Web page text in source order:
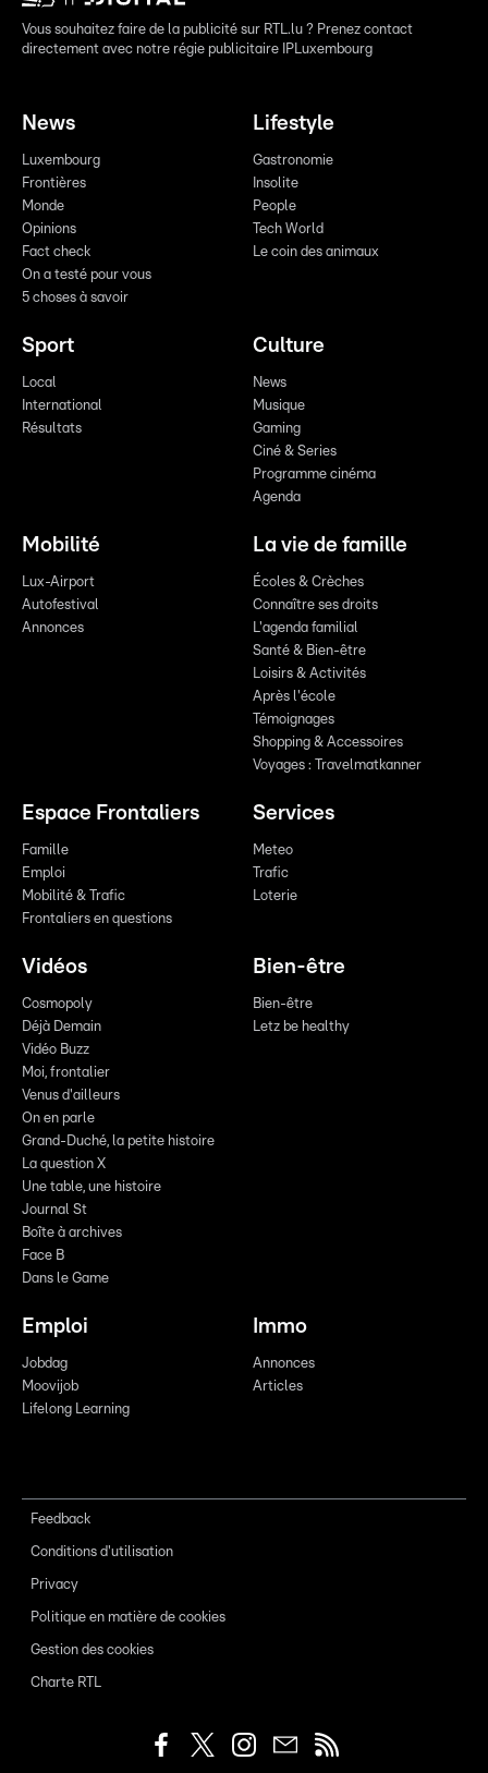
Vous souhaitez faire de la publicité sur RTL.lu ? Prenez contact
directement avec notre régie publicitaire IPLuxembourg
News
Luxembourg
Frontières
Monde
Opinions
Fact check
On a testé pour vous
5 choses à savoir
Lifestyle
Gastronomie
Insolite
People
Tech World
Le coin des animaux
Sport
Local
International
Résultats
Culture
News
Musique
Gaming
Ciné & Series
Programme cinéma
Agenda
Mobilité
Lux-Airport
Autofestival
Annonces
La vie de famille
Écoles & Crèches
Connaître ses droits
L'agenda familial
Santé & Bien-être
Loisirs & Activités
Après l'école
Témoignages
Shopping & Accessoires
Voyages : Travelmatkanner
Espace Frontaliers
Famille
Emploi
Mobilité & Trafic
Frontaliers en questions
Services
Meteo
Trafic
Loterie
Vidéos
Cosmopoly
Déjà Demain
Vidéo Buzz
Moi, frontalier
Venus d'ailleurs
On en parle
Grand-Duché, la petite histoire
La question X
Une table, une histoire
Journal St
Boîte à archives
Face B
Dans le Game
Bien-être
Bien-être
Letz be healthy
Emploi
Jobdag
Moovijob
Lifelong Learning
Immo
Annonces
Articles
Feedback
Conditions d'utilisation
Privacy
Politique en matière de cookies
Gestion des cookies
Charte RTL